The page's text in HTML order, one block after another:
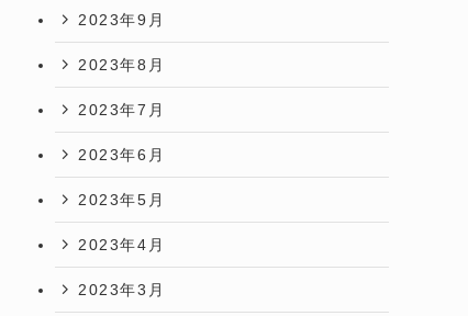
2023年9月
2023年8月
2023年7月
2023年6月
2023年5月
2023年4月
2023年3月